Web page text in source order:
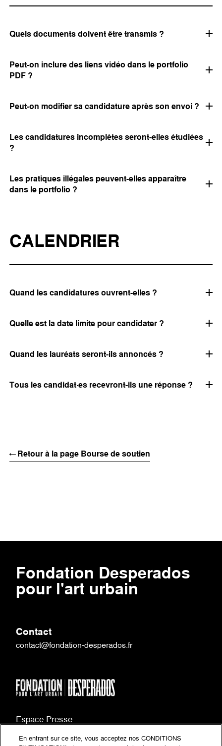
Quels documents doivent être transmis ?
Peut-on inclure des liens vidéo dans le portfolio
PDF ?
Peut-on modifier sa candidature après son envoi ?
Les candidatures incomplètes seront-elles étudiées
?
Les pratiques illégales peuvent-elles apparaître
dans le portfolio ?
CALENDRIER
Quand les candidatures ouvrent-elles ?
Quelle est la date limite pour candidater ?
Quand les lauréats seront-ils annoncés ?
Tous les candidat·es recevront-ils une réponse ?
← Retour à la page Bourse de soutien
Fondation Desperados
pour l'art urbain
Contact
contact@fondation-desperados.fr
Espace Presse
FAQ
En entrant sur ce site, vous acceptez nos CONDITIONS